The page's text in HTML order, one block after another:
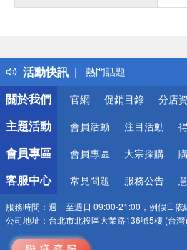
活動快訊
得獎公告
熱門話題
銀行優惠
偏遠地區配送
詐騙網頁！請小心！
關於我們
官網 促銷目錄 分店
主題活動 會員活動 注目活動
會員專區 會員專區 大宗採購
客服中心 常見問題 服務公告
服務時間： 週一至週日 09:00-21:00，例假日依
公司地址： 台北市北投區大業路136號5樓 (台灣)